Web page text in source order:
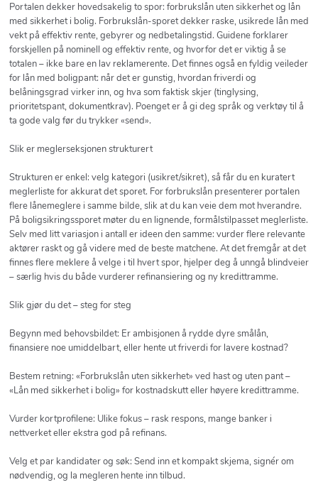
Portalen dekker hovedsakelig to spor: forbrukslån uten sikkerhet og lån
med sikkerhet i bolig. Forbrukslån-sporet dekker raske, usikrede lån med
vekt på effektiv rente, gebyrer og nedbetalingstid. Guidene forklarer
forskjellen på nominell og effektiv rente, og hvorfor det er viktig å se
totalen – ikke bare en lav reklamerente. Det finnes også en fyldig veileder
for lån med boligpant: når det er gunstig, hvordan friverdi og
belåningsgrad virker inn, og hva som faktisk skjer (tinglysing,
prioritetspant, dokumentkrav). Poenget er å gi deg språk og verktøy til å
ta gode valg før du trykker «send».
Slik er meglerseksjonen strukturert
Strukturen er enkel: velg kategori (usikret/sikret), så får du en kuratert
meglerliste for akkurat det sporet. For forbrukslån presenterer portalen
flere lånemeglere i samme bilde, slik at du kan veie dem mot hverandre.
På boligsikringssporet møter du en lignende, formålstilpasset meglerliste.
Selv med litt variasjon i antall er ideen den samme: vurder flere relevante
aktører raskt og gå videre med de beste matchene. At det fremgår at det
finnes flere meklere å velge i til hvert spor, hjelper deg å unngå blindveier
– særlig hvis du både vurderer refinansiering og ny kredittramme.
Slik gjør du det – steg for steg
Begynn med behovsbildet: Er ambisjonen å rydde dyre smålån,
finansiere noe umiddelbart, eller hente ut friverdi for lavere kostnad?
Bestem retning: «Forbrukslån uten sikkerhet» ved hast og uten pant –
«Lån med sikkerhet i bolig» for kostnadskutt eller høyere kredittramme.
Vurder kortprofilene: Ulike fokus – rask respons, mange banker i
nettverket eller ekstra god på refinans.
Velg et par kandidater og søk: Send inn et kompakt skjema, signér om
nødvendig, og la megleren hente inn tilbud.